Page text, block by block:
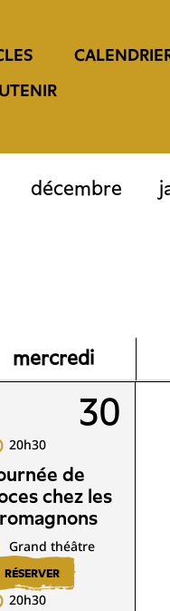
décembre
mercredi
30
20h30
de
chez les
Grand théâtre
RÉSERVER
20h30